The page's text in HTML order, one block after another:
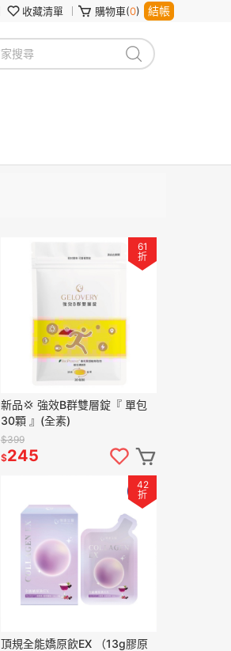
收藏清單 購物車(0) 結帳
61
折
新品💢 強效B群雙層錠『 單包
30顆 』(全素)
$399
$245
42
折
頂規全能嬌原飲EX （13g膠原